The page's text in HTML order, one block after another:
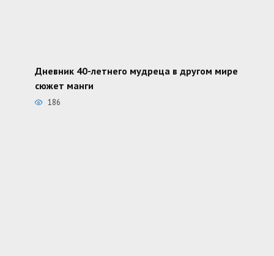
Дневник 40-летнего мудреца в другом мире
сюжет манги
186